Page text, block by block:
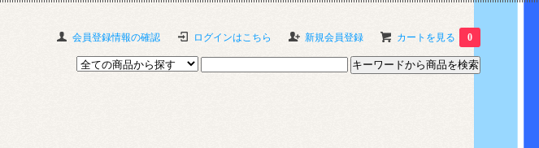
会員登録情報の確認 ログインはこちら 新規会員登録 カートを見る 0